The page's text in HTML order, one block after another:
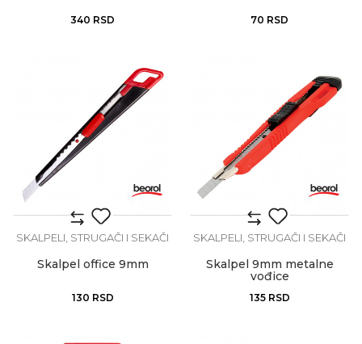
340 RSD 70 RSD
SKALPELI, STRUGAČI I SEKAČI
Skalpel office 9mm
130 RSD
SKALPELI, STRUGAČI I SEKAČI
Skalpel 9mm metalne
vođice
135 RSD